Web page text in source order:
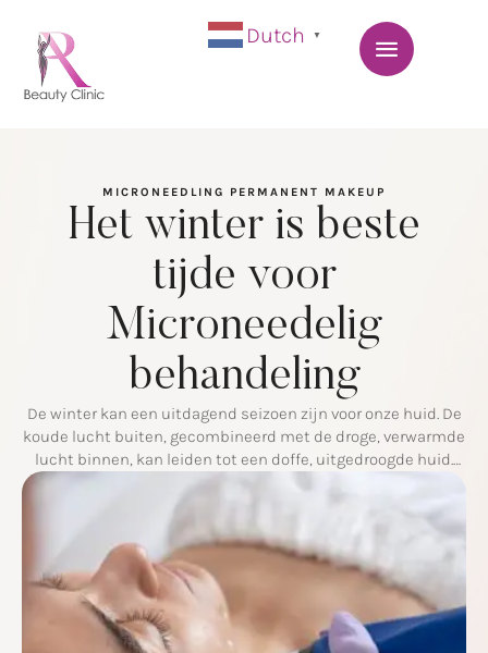
Dutch ▼
MICRONEEDLING PERMANENT MAKEUP
Het winter is beste
tijde voor
Microneedelig
behandeling
De winter kan een uitdagend seizoen zijn voor onze huid. De
koude lucht buiten, gecombineerd met de droge, verwarmde
lucht binnen, kan leiden tot een doffe, uitgedroogde huid.
Gelukkig is microneedling een effectieve oplossing om je
huid te verjongen en te beschermen, zelfs tijdens de
koudste maanden van het jaar. Hier lees je waarom
microneedling …